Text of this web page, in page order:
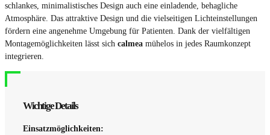
schlankes, minimalistisches Design auch eine einladende, behagliche
Atmosphäre. Das attraktive Design und die vielseitigen Lichteinstellungen
fördern eine angenehme Umgebung für Patienten. Dank der vielfältigen
Montagemöglichkeiten lässt sich calmea mühelos in jedes Raumkonzept
integrieren.
Wichtige Details
Einsatzmöglichkeiten: